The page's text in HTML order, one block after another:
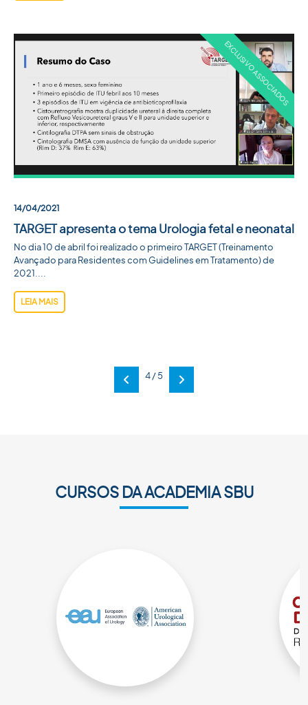
14/04/2021
TARGET apresenta o tema Urologia fetal e neonatal
No dia 10 de abril foi realizado o primeiro TARGET (Treinamento
Avançado para Residentes com Guidelines em Tratamento) de
2021....
LEIA MAIS
Anterior
4 / 5
Próxima
CURSOS DA ACADEMIA SBU